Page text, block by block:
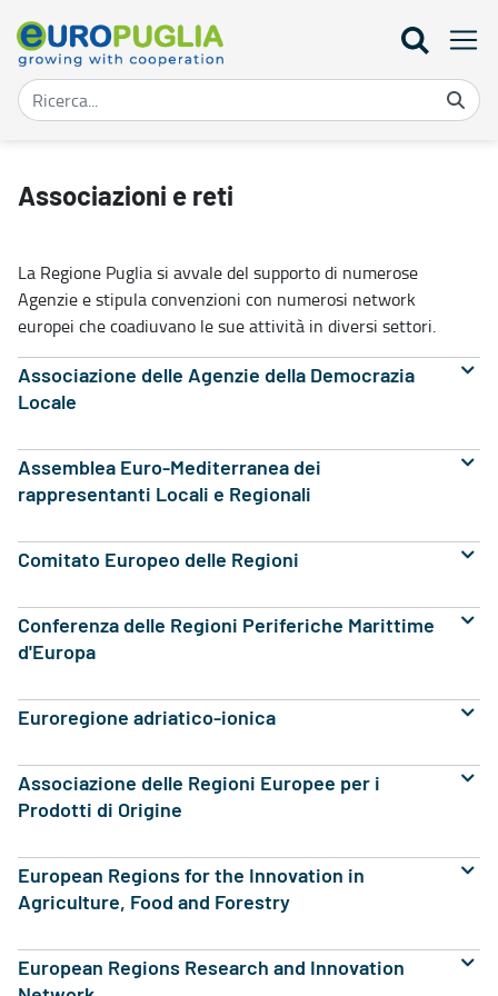
Associazioni e reti
La Regione Puglia si avvale del supporto di numerose
Agenzie e stipula convenzioni con numerosi network
europei che coadiuvano le sue attività in diversi settori.
Associazione delle Agenzie della Democrazia
Locale
Assemblea Euro-Mediterranea dei
rappresentanti Locali e Regionali
Comitato Europeo delle Regioni
Conferenza delle Regioni Periferiche Marittime
d'Europa
Euroregione adriatico-ionica
Associazione delle Regioni Europee per i
Prodotti di Origine
European Regions for the Innovation in
Agriculture, Food and Forestry
European Regions Research and Innovation